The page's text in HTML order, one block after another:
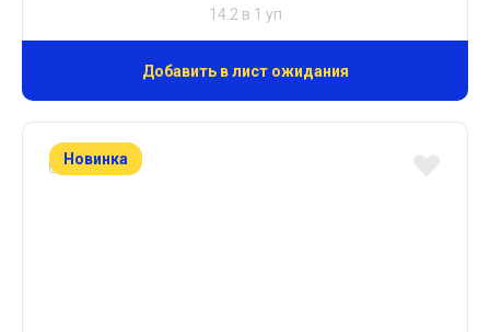
14.2 в 1 уп
Добавить в лист ожидания
Новинка